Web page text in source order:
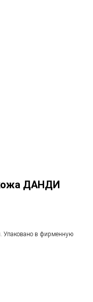
ДАНДИ
Упаковано в фирменную